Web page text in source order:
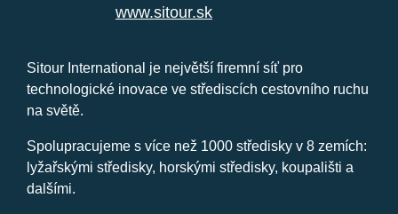
www.sitour.sk
Sitour International je největší firemní síť pro
technologické inovace ve střediscích cestovního ruchu
na světě.
Spolupracujeme s více než 1000 středisky v 8 zemích:
lyžařskými středisky, horskými středisky, koupališti a
dalšími.